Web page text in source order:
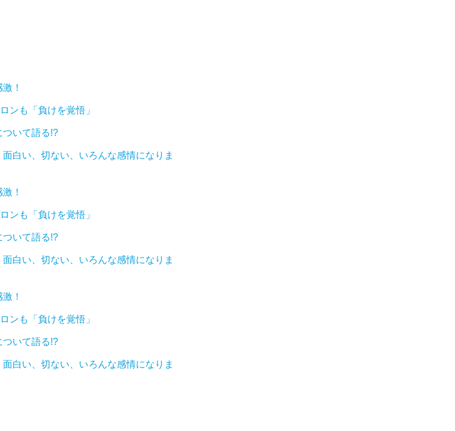
！
ンも「負けを覚悟」
いて語る!?
白い、切ない、いろんな感情になりま
！
ンも「負けを覚悟」
いて語る!?
白い、切ない、いろんな感情になりま
！
ンも「負けを覚悟」
いて語る!?
白い、切ない、いろんな感情になりま